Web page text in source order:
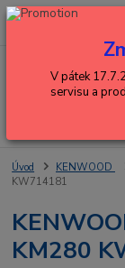
+420 602 288 130
Úvod KENWOOD
KW714181
KM280
V pátek
servisu a